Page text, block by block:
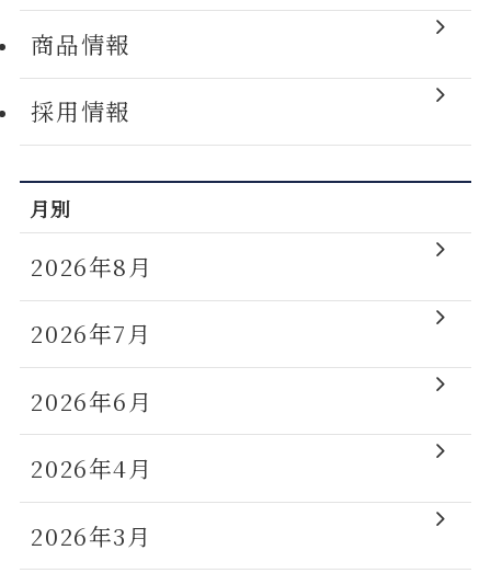
商品情報
採用情報
月別
2026年8月
2026年7月
2026年6月
2026年4月
2026年3月